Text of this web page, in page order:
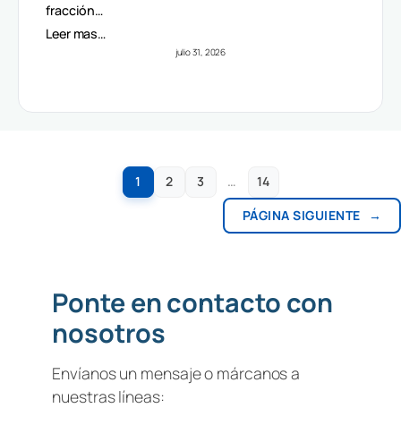
fracción…
Leer mas…
julio 31, 2026
1 2 3 …
14
PÁGINA SIGUIENTE
→
Ponte en contacto con
nosotros
Envíanos un mensaje o márcanos a
nuestras líneas: